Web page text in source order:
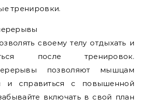
тренировки.
своему телу отдыхать и
после тренировок.
позволяют мышцам
и справиться с повышенной
включать в свой план